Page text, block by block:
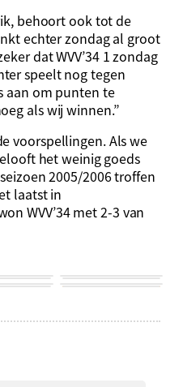
behoort ook tot de
echter zondag al groot
dat WVV’34 1 zondag
speelt nog tegen
aan om punten te
als wij winnen.”
voorspellingen. Als we
het weinig goeds
2005/2006 troffen
laatst in
WVV’34 met 2-3 van